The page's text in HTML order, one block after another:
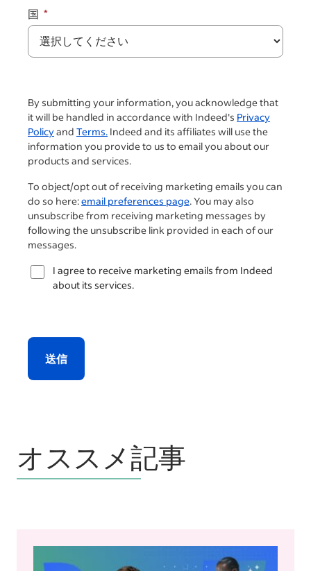
国
By submitting your information, you acknowledge that
it will be handled in accordance with Indeed's Privacy
Policyand Terms. Indeed and its affiliates will use the
information you provide to us to email you about our
products and services.
To object/opt out of receiving marketing emails you can
do so here:email preferences page. You may also
unsubscribe from receiving marketing messages by
following the unsubscribe link provided in each of our
messages.
I agree to receive marketing emails from Indeed
about its services.
送信
オススメ記事